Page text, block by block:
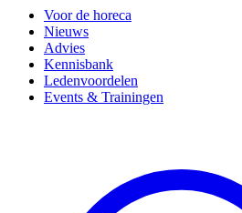
Voor de horeca
Nieuws
Advies
Kennisbank
Ledenvoordelen
Events & Trainingen